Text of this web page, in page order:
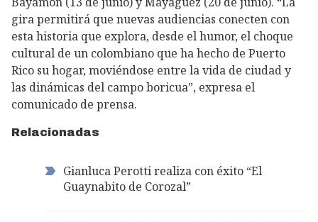
gira permitirá que nuevas audiencias conecten con
esta historia que explora, desde el humor, el choque
cultural de un colombiano que ha hecho de Puerto
Rico su hogar, moviéndose entre la vida de ciudad y
las dinámicas del campo boricua”, expresa el
comunicado de prensa.
Relacionadas
Gianluca Perotti realiza con éxito “El
Guaynabito de Corozal”